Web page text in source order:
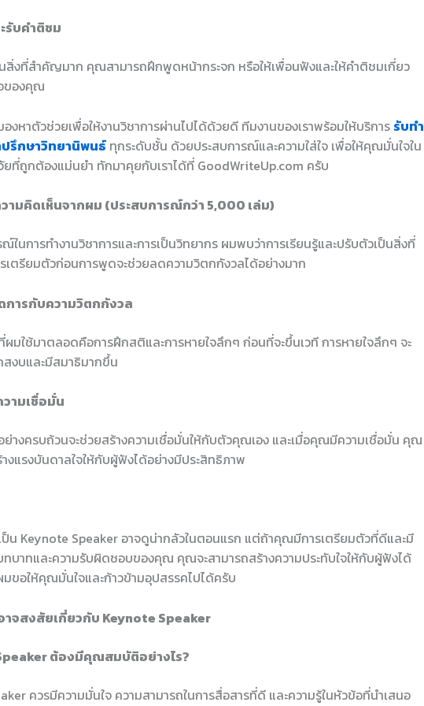
รับคำติชม
สิ่งที่สำคัญมาก คุณสามารถฝึกพูดหน้ากระจก หรือให้เพื่อนฟังและให้คำติชมเกี่ยว
ของคุณ
หาตัวช่วยเพื่อให้งานวิชาการผ่านไปได้ด้วยดี ทีมงานของเราพร้อมให้บริการ รับทำ
ปรึกษาวิทยานิพนธ์ ทุกระดับชั้น ด้วยประสบการณ์และความใส่ใจ เพื่อให้คุณมั่นใจใน
ที่ถูกต้องแม่นยำ ทักมาคุยกับเราได้ที่ GoodWriteUp.com ครับ
ามคิดเห็นจากผม (ประสบการณ์กว่า 5,000 เล่ม)
ในการทำงานวิชาการและการเป็นวิทยากร ผมพบว่าการเรียนรู้และปรับตัวเป็นสิ่งที่
ตรียมตัวก่อนการพูดจะช่วยลดความวิตกกังวลได้อย่างมาก
การกับความวิตกกังวล
มใช้มาตลอดคือการฝึกสติและการหายใจลึกๆ ก่อนที่จะขึ้นเวที การหายใจลึกๆ จะ
งบและมีสมาธิมากขึ้น
ามเชื่อมั่น
ย่างครบถ้วนจะช่วยสร้างความเชื่อมั่นให้กับตัวคุณเอง และเมื่อคุณมีความเชื่อมั่น คุณ
งแรงบันดาลใจให้กับผู้ฟังได้อย่างมีประสิทธิภาพ
ป็น Keynote Speaker อาจดูน่ากลัวในตอนแรก แต่ถ้าคุณมีการเตรียมตัวที่ดีและมี
ทบาทและความรับผิดชอบของคุณ คุณจะสามารถสร้างความประทับใจให้กับผู้ฟังได้
ขอให้คุณมั่นใจและก้าวข้ามอุปสรรคไปได้ครับ
จสงสัยเกี่ยวกับ Keynote Speaker
ต้องมีคุณสมบัติอย่างไร?
ควรมีความมั่นใจ ความสามารถในการสื่อสารที่ดี และความรู้ในหัวข้อที่นำเสนอ